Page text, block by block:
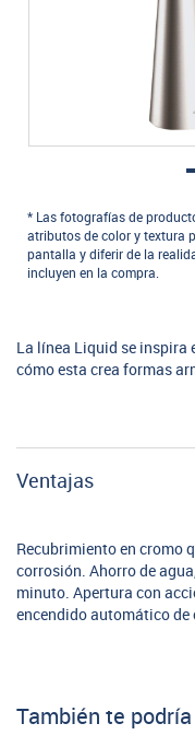
* Las fotografías de
atributos de color y textura
pantalla y diferir de la
incluyen en la compra.
La línea Liquid se inspira
cómo esta crea formas
Ventajas
Recubrimiento en cromo
corrosión. Ahorro de
minuto. Apertura con
encendido automático
También te